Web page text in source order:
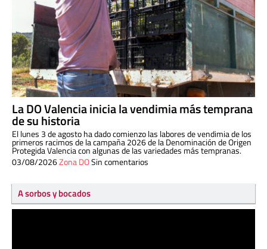
La DO Valencia inicia la vendimia más temprana
de su historia
El lunes 3 de agosto ha dado comienzo las labores de vendimia de los
primeros racimos de la campaña 2026 de la Denominación de Origen
Protegida Valencia con algunas de las variedades más tempranas.
03/08/2026Zona DOSin comentarios
A sorbos y bocados